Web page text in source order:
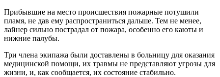
Прибывшие на место происшествия пожарные потушили
пламя, не дав ему распространиться дальше. Тем не менее,
лайнер сильно пострадал от пожара, особенно его каюты и
нижние палубы.
Три члена экипажа были доставлены в больницу для оказания
медицинской помощи, их травмы не представляют угрозы для
жизни, и, как сообщается, их состояние стабильно.